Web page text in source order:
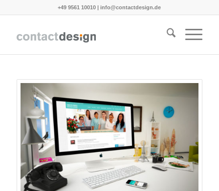
+49 9561 10010 |info@contactdesign.de